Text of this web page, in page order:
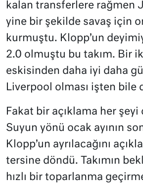
kalan transferlere rağmen
yine bir şekilde savaş için
kurmuştu. Klopp’un
2.0 olmuştu bu takım. Bir
eskisinden daha iyi daha
Liverpool olması işten bile
Fakat bir açıklama her
Suyun yönü ocak ayının
Klopp’un ayrılacağını
tersine döndü. Takımın
hızlı bir toparlanma